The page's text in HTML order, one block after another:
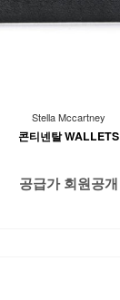
Stella Mccartney
콘티넨탈 WALLETS
공급가 회원공개